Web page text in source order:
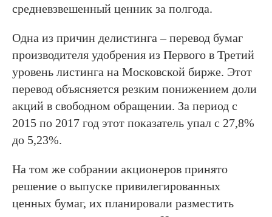
средневзвешенный ценник за полгода.
Одна из причин делистинга – перевод бумаг
производителя удобрения из Первого в Третий
уровень листинга на Московской бирже. Этот
перевод объясняется резким понижением доли
акций в свободном обращении. За период с
2015 по 2017 год этот показатель упал с 27,8%
до 5,23%.
На том же собрании акционеров принято
решение о выпуске привилегированных
ценных бумаг, их планировали разместить